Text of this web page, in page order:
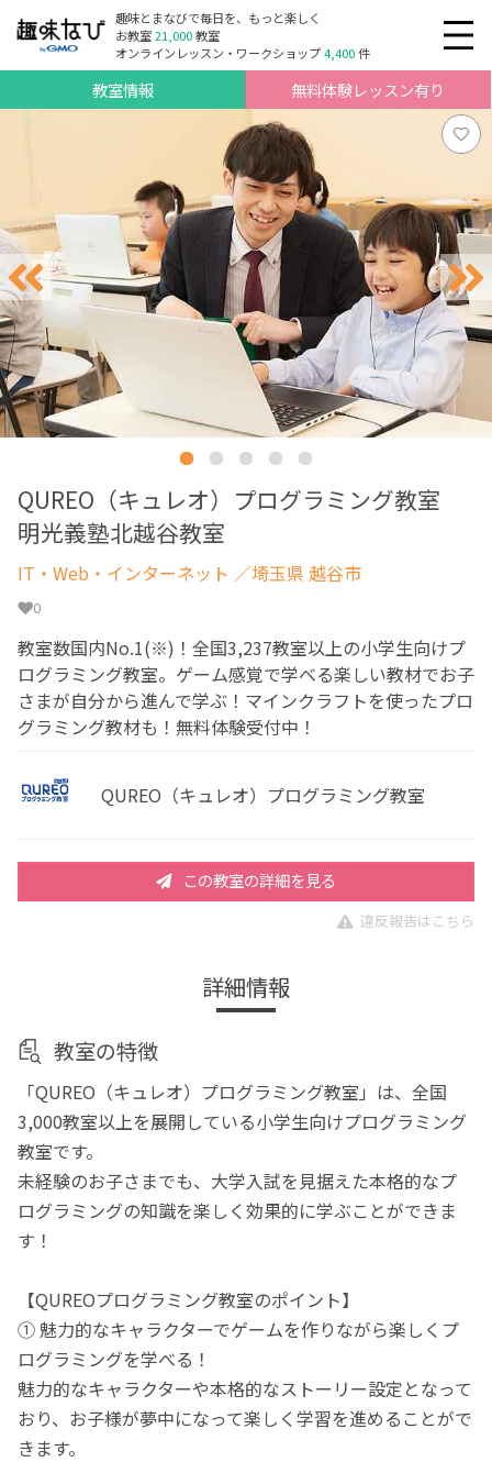
趣味とまなびで毎日を、もっと楽しく
お教室21,000教室
オンラインレッスン・ワークショップ4,400件
教室情報 無料体験レッスン有り
QUREO（キュレオ）プログラミング教室
明光義塾北越谷教室
IT・Web・インターネット ／埼玉県 越谷市
0
教室数国内No.1(※)！全国3,237教室以上の小学生向けプ
ログラミング教室。ゲーム感覚で学べる楽しい教材でお子
さまが自分から進んで学ぶ！マインクラフトを使ったプロ
グラミング教材も！無料体験受付中！
QUREO（キュレオ）プログラミング教室
この教室の詳細を見る
違反報告はこちら
詳細情報
教室の特徴
「QUREO（キュレオ）プログラミング教室」は、全国
3,000教室以上を展開している小学生向けプログラミング
教室です。
未経験のお子さまでも、大学入試を見据えた本格的なプ
ログラミングの知識を楽しく効果的に学ぶことができま
す！
【QUREOプログラミング教室のポイント】
① 魅力的なキャラクターでゲームを作りながら楽しくプ
ログラミングを学べる！
魅力的なキャラクターや本格的なストーリー設定となって
おり、お子様が夢中になって楽しく学習を進めることがで
きます。